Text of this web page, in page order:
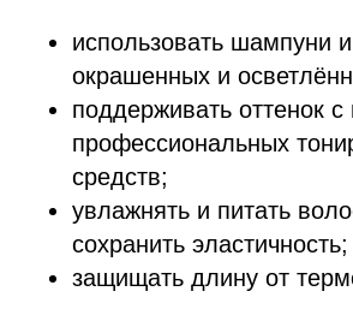
использовать шампуни
окрашенных и
поддерживать оттенок
профессиональных
средств;
увлажнять и питать
сохранить эластичность;
защищать длину от